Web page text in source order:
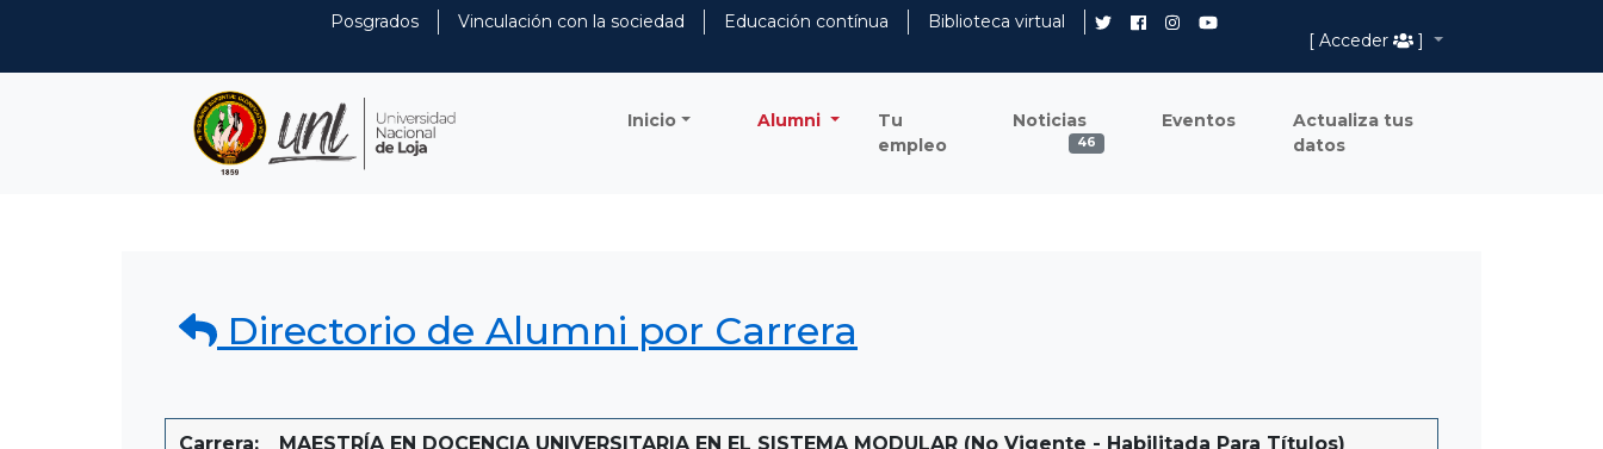
Posgrados Vinculación con la sociedad Educación contínua
Biblioteca virtual
[ Acceder
]
Inicio Alumni
Tu
empleo
Noticias
46
Eventos
Actualiza tus
datos
Directorio de Alumni por Carrera
Carrera:
MAESTRÍA EN DOCENCIA UNIVERSITARIA EN EL SISTEMA MODULAR (No Vigente - Habilitada Para Títulos)